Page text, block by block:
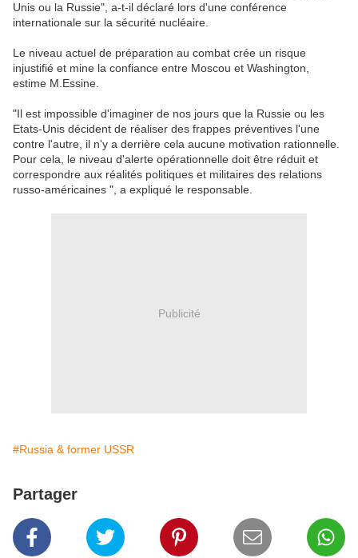
Unis ou la Russie", a-t-il déclaré lors d'une conférence
internationale sur la sécurité nucléaire.
Le niveau actuel de préparation au combat crée un risque
injustifié et mine la confiance entre Moscou et Washington,
estime M.Essine.
"Il est impossible d'imaginer de nos jours que la Russie ou les
Etats-Unis décident de réaliser des frappes préventives l'une
contre l'autre, il n'y a derrière cela aucune motivation rationnelle.
Pour cela, le niveau d'alerte opérationnelle doit être réduit et
correspondre aux réalités politiques et militaires des relations
russo-américaines ", a expliqué le responsable.
Publicité
#Russia & former USSR
Partager